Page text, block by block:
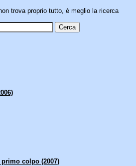
trova proprio tutto, è meglio la ricerca
colpo (2007)